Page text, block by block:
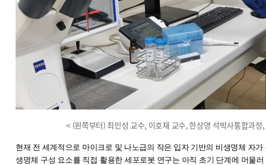
< (왼쪽부터) 최인성 교수, 이호재 교수, 한상영 석박사통합과
현재 전 세계적으로 마이크로 및 나노급의 작은 입자 기반의 비생명체 자
생명체 구성 요소를 직접 활용한 세포로봇 연구는 아직 초기 단계에 머물러